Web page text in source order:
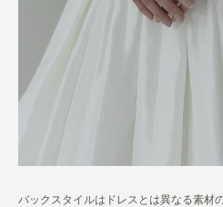
バックスタイルはドレスとは異なる素材